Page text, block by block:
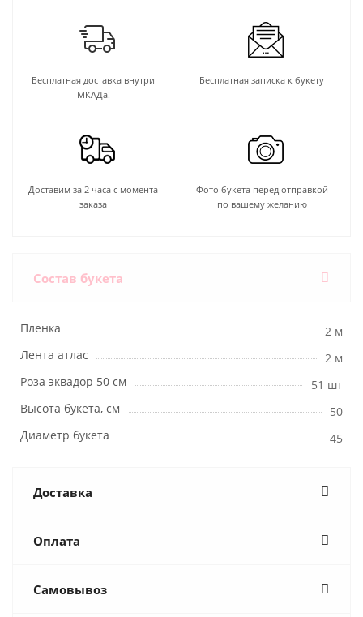
Бесплатная доставка внутри
МКАДа!
Бесплатная записка к букету
Доставим за 2 часа с момента
заказа
Фото букета перед отправкой
по вашему желанию
Состав букета
Пленка
2 м
Лента атлас
2 м
Роза эквадор 50 см
51 шт
Высота букета, см
50
Диаметр букета
45
Доставка
Оплата
Самовывоз